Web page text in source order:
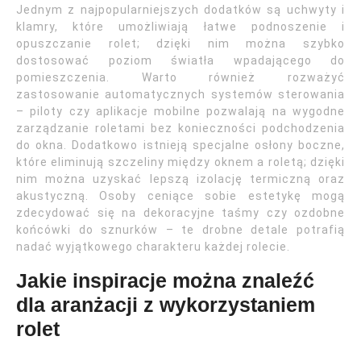
Jednym z najpopularniejszych dodatków są uchwyty i
klamry, które umożliwiają łatwe podnoszenie i
opuszczanie rolet; dzięki nim można szybko
dostosować poziom światła wpadającego do
pomieszczenia. Warto również rozważyć
zastosowanie automatycznych systemów sterowania
– piloty czy aplikacje mobilne pozwalają na wygodne
zarządzanie roletami bez konieczności podchodzenia
do okna. Dodatkowo istnieją specjalne osłony boczne,
które eliminują szczeliny między oknem a roletą; dzięki
nim można uzyskać lepszą izolację termiczną oraz
akustyczną. Osoby ceniące sobie estetykę mogą
zdecydować się na dekoracyjne taśmy czy ozdobne
końcówki do sznurków – te drobne detale potrafią
nadać wyjątkowego charakteru każdej rolecie.
Jakie inspiracje można znaleźć
dla aranżacji z wykorzystaniem
rolet